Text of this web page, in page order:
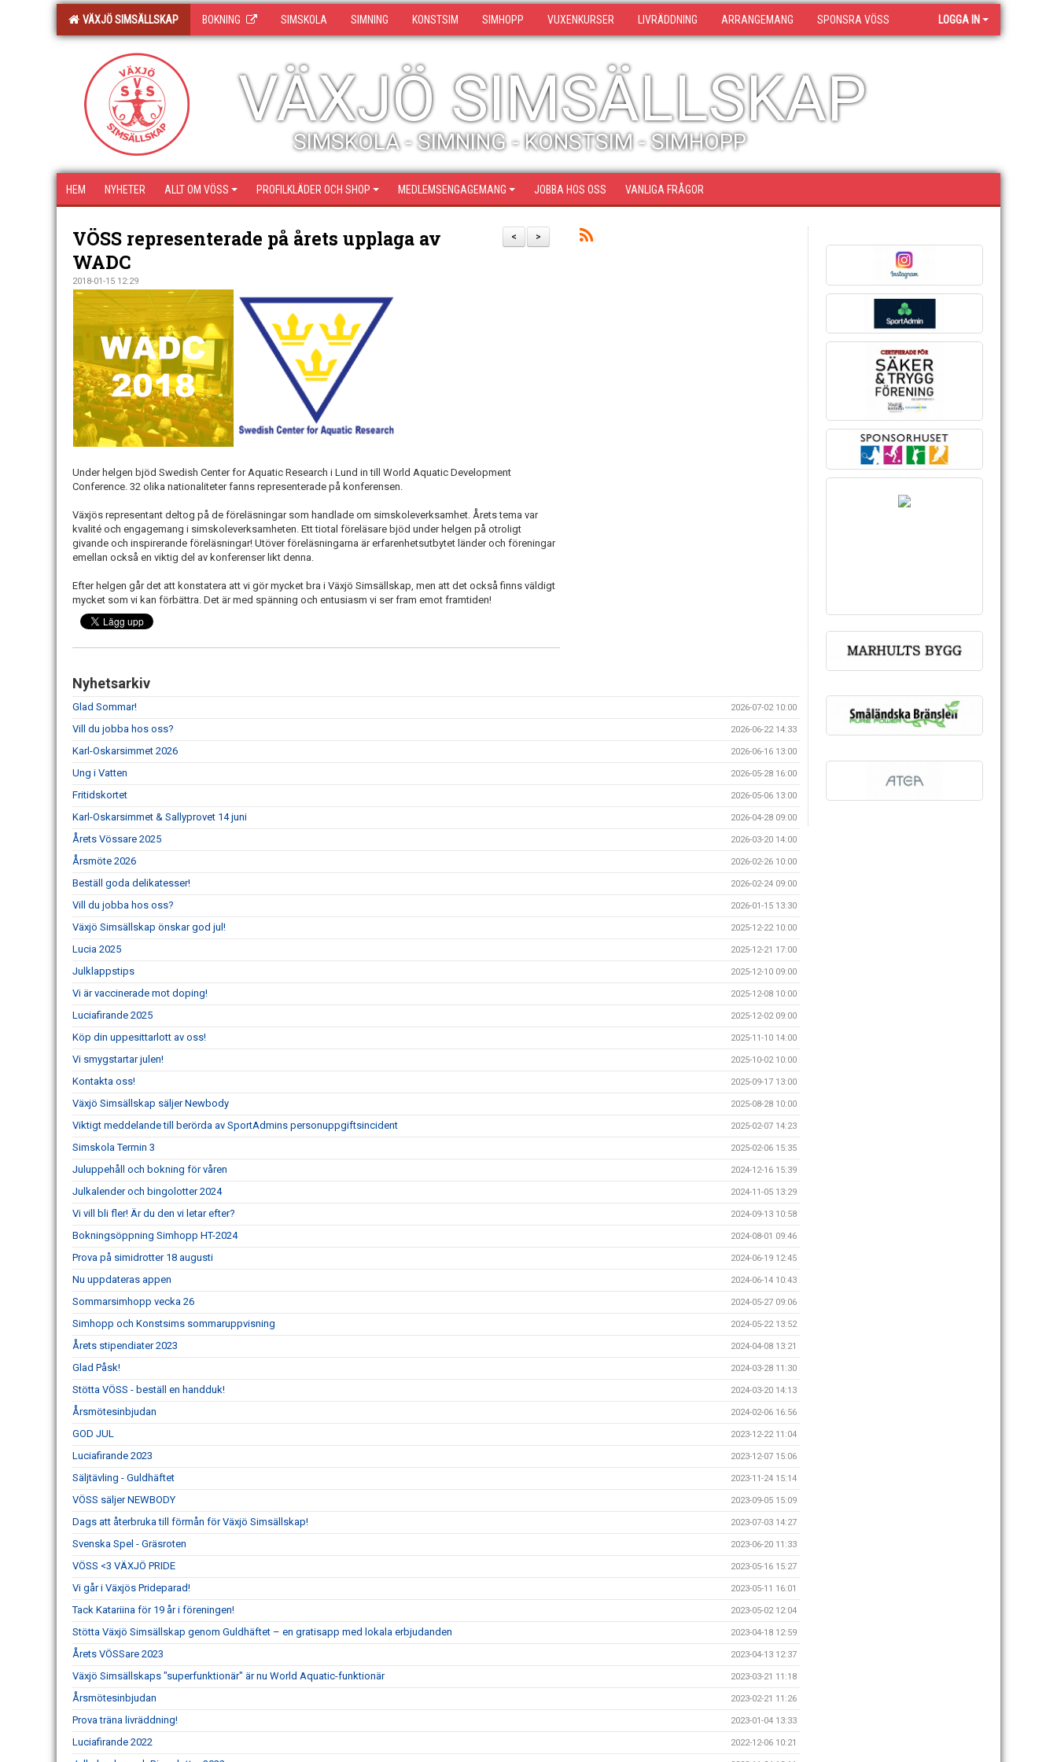
VÄXJÖ SIMSÄLLSKAP BOKNING SIMSKOLA SIMNING KONSTSIM SIMHOPP VUXENKURSER LIVRÄDDNING ARRANGEMANG SPONSRA VÖSS LOGGA IN
VÄXJÖ SIMSÄLLSKAP
SIMSKOLA - SIMNING - KONSTSIM - SIMHOPP
HEM NYHETER ALLT OM VÖSS PROFILKLÄDER OCH SHOP MEDLEMSENGAGEMANG JOBBA HOS OSS VANLIGA FRÅGOR
>
<
VÖSS representerade på årets upplaga av
WADC
2018-01-15 12:29
Under helgen bjöd Swedish Center for Aquatic Research i Lund in till World Aquatic Development
Conference. 32 olika nationaliteter fanns representerade på konferensen.
Växjös representant deltog på de föreläsningar som handlade om simskoleverksamhet. Årets tema var
kvalité och engagemang i simskoleverksamheten. Ett tiotal föreläsare bjöd under helgen på otroligt
givande och inspirerande föreläsningar! Utöver föreläsningarna är erfarenhetsutbytet länder och föreningar
emellan också en viktig del av konferenser likt denna.
Efter helgen går det att konstatera att vi gör mycket bra i Växjö Simsällskap, men att det också finns väldigt
mycket som vi kan förbättra. Det är med spänning och entusiasm vi ser fram emot framtiden!
Nyhetsarkiv
Glad Sommar! 2026-07-02 10:00
Vill du jobba hos oss? 2026-06-22 14:33
Karl-Oskarsimmet 2026 2026-06-16 13:00
Ung i Vatten 2026-05-28 16:00
Fritidskortet 2026-05-06 13:00
Karl-Oskarsimmet & Sallyprovet 14 juni 2026-04-28 09:00
Årets Vössare 2025 2026-03-20 14:00
Årsmöte 2026 2026-02-26 10:00
Beställ goda delikatesser! 2026-02-24 09:00
Vill du jobba hos oss? 2026-01-15 13:30
Växjö Simsällskap önskar god jul! 2025-12-22 10:00
Lucia 2025 2025-12-21 17:00
Julklappstips 2025-12-10 09:00
Vi är vaccinerade mot doping! 2025-12-08 10:00
Luciafirande 2025 2025-12-02 09:00
Köp din uppesittarlott av oss! 2025-11-10 14:00
Vi smygstartar julen! 2025-10-02 10:00
Kontakta oss! 2025-09-17 13:00
Växjö Simsällskap säljer Newbody 2025-08-28 10:00
Viktigt meddelande till berörda av SportAdmins personuppgiftsincident 2025-02-07 14:23
Simskola Termin 3 2025-02-06 15:35
Juluppehåll och bokning för våren 2024-12-16 15:39
Julkalender och bingolotter 2024 2024-11-05 13:29
Vi vill bli fler! Är du den vi letar efter? 2024-09-13 10:58
Bokningsöppning Simhopp HT-2024 2024-08-01 09:46
Prova på simidrotter 18 augusti 2024-06-19 12:45
Nu uppdateras appen 2024-06-14 10:43
Sommarsimhopp vecka 26 2024-05-27 09:06
Simhopp och Konstsims sommaruppvisning 2024-05-22 13:52
Årets stipendiater 2023 2024-04-08 13:21
Glad Påsk! 2024-03-28 11:30
Stötta VÖSS - beställ en handduk! 2024-03-20 14:13
Årsmötesinbjudan 2024-02-06 16:56
GOD JUL 2023-12-22 11:04
Luciafirande 2023 2023-12-07 15:06
Säljtävling - Guldhäftet 2023-11-24 15:14
VÖSS säljer NEWBODY 2023-09-05 15:09
Dags att återbruka till förmån för Växjö Simsällskap! 2023-07-03 14:27
Svenska Spel - Gräsroten 2023-06-20 11:33
VÖSS <3 VÄXJÖ PRIDE 2023-05-16 15:27
Vi går i Växjös Prideparad! 2023-05-11 16:01
Tack Katariina för 19 år i föreningen! 2023-05-02 12:04
Stötta Växjö Simsällskap genom Guldhäftet – en gratisapp med lokala erbjudanden 2023-04-18 12:59
Årets VÖSSare 2023 2023-04-13 12:37
Växjö Simsällskaps "superfunktionär" är nu World Aquatic-funktionär 2023-03-21 11:18
Årsmötesinbjudan 2023-02-21 11:26
Prova träna livräddning! 2023-01-04 13:33
Luciafirande 2022 2022-12-06 10:21